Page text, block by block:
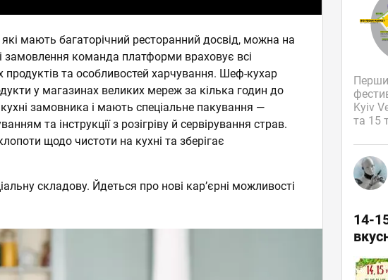
мають багаторічний ресторанний досвід, можна на
замовлення команда платформи враховує всі
та особливостей харчування. Шеф-кухар
у магазинах великих мереж за кілька годин до
кухні замовника і мають спеціальне пакування —
та інструкції з розігріву й сервірування страв.
щодо чистоти на кухні та зберігає
складову. Йдеться про нові кар’єрні можливості
Kyiv
та 15
14-